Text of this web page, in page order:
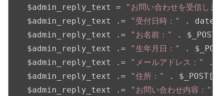
   $admin_reply_text =
"お問い合わせを受信し
   $admin_reply_text .=
"受付日時：" . date(
   $admin_reply_text .=
"お名前："
. $_POST[
   $admin_reply_text .=
"生年月日："
.
   $admin_reply_text .=
"メールアドレス："
.
   $admin_reply_text .=
"住所：" . $_POST[
   $admin_reply_text .=
"お問い合わせ内容："